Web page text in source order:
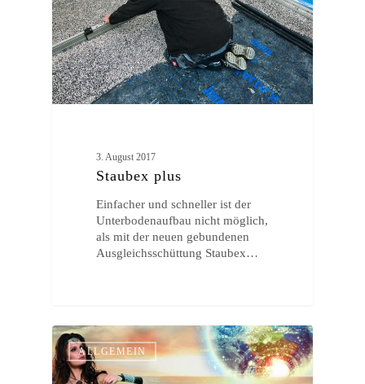
3. August 2017
Staubex plus
Einfacher und schneller ist der
Unterbodenaufbau nicht möglich,
als mit der neuen gebundenen
Ausgleichsschüttung Staubex…
ALLGEMEIN